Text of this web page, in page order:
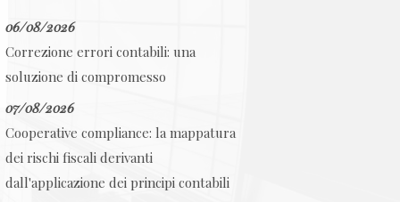
06/08/2026
Correzione errori contabili: una
soluzione di compromesso
07/08/2026
Cooperative compliance: la mappatura
dei rischi fiscali derivanti
dall'applicazione dei principi contabili